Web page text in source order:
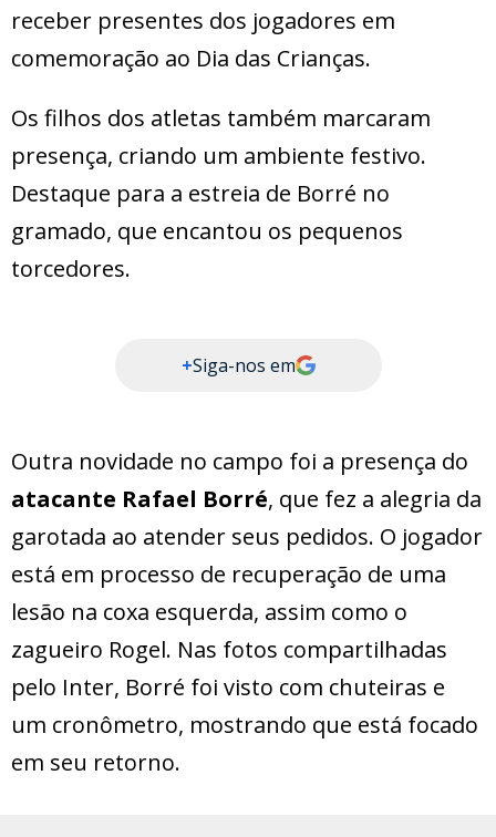
receber presentes dos jogadores em
comemoração ao Dia das Crianças.
Os filhos dos atletas também marcaram
presença, criando um ambiente festivo.
Destaque para a estreia de Borré no
gramado, que encantou os pequenos
torcedores.
+Siga-nos em
Outra novidade no campo foi a presença do
atacante Rafael Borré, que fez a alegria da
garotada ao atender seus pedidos. O jogador
está em processo de recuperação de uma
lesão na coxa esquerda, assim como o
zagueiro Rogel. Nas fotos compartilhadas
pelo Inter, Borré foi visto com chuteiras e
um cronômetro, mostrando que está focado
em seu retorno.